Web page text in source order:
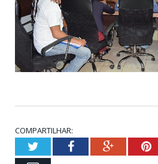
COMPARTILHAR:
TwitterFacebookGoogle+